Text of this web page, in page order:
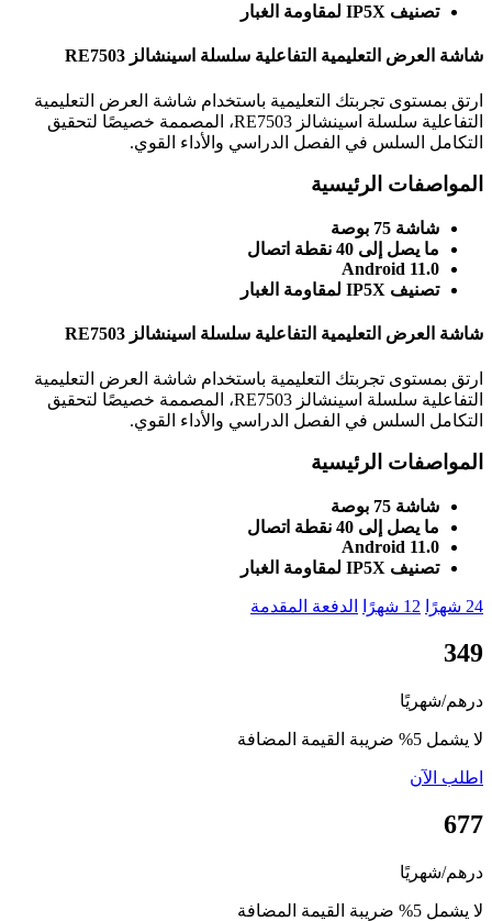
تصنيف IP5X لمقاومة الغبار
شاشة العرض التعليمية التفاعلية سلسلة اسينشالز RE7503
ارتق بمستوى تجربتك التعليمية باستخدام شاشة العرض التعليمية
التفاعلية سلسلة اسينشالز RE7503، المصممة خصيصًا لتحقيق
التكامل السلس في الفصل الدراسي والأداء القوي.
المواصفات الرئيسية
شاشة 75 بوصة
ما يصل إلى 40 نقطة اتصال
Android 11.0
تصنيف IP5X لمقاومة الغبار
شاشة العرض التعليمية التفاعلية سلسلة اسينشالز RE7503
ارتق بمستوى تجربتك التعليمية باستخدام شاشة العرض التعليمية
التفاعلية سلسلة اسينشالز RE7503، المصممة خصيصًا لتحقيق
التكامل السلس في الفصل الدراسي والأداء القوي.
المواصفات الرئيسية
شاشة 75 بوصة
ما يصل إلى 40 نقطة اتصال
Android 11.0
تصنيف IP5X لمقاومة الغبار
24 شهرًا 12 شهرًا الدفعة المقدمة
349
درهم/شهريًا
لا يشمل 5% ضريبة القيمة المضافة
اطلب الآن
677
درهم/شهريًا
لا يشمل 5% ضريبة القيمة المضافة